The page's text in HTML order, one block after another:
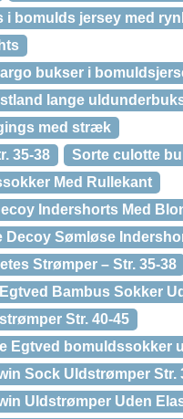
i bomulds jersey med
bukser i
lange
med stræk
35-38
Sorte culotte
Med Rullekant
Indershorts Med
Decoy Sømløse
Strømper – Str. 35-38
Bambus Sokker
Str. 40-45
Egtved bomuldssokker
Sock Uldstrømper Str.
Uldstrømper Uden